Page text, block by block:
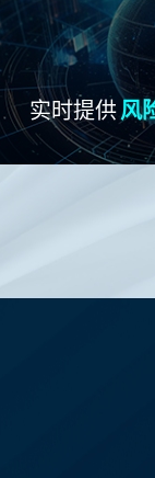
实时提供风